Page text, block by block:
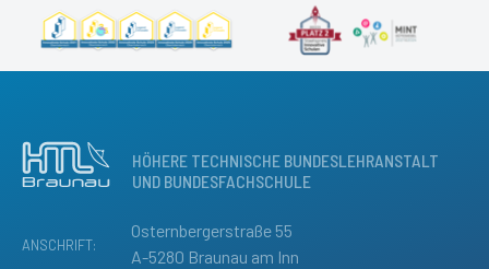
HÖHERE TECHNISCHE BUNDESLEHRANSTALT
UND BUNDESFACHSCHULE
ANSCHRIFT:
Osternbergerstraße 55
A-5280 Braunau am Inn